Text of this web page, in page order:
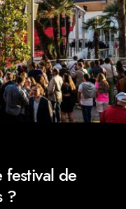
festival de
?